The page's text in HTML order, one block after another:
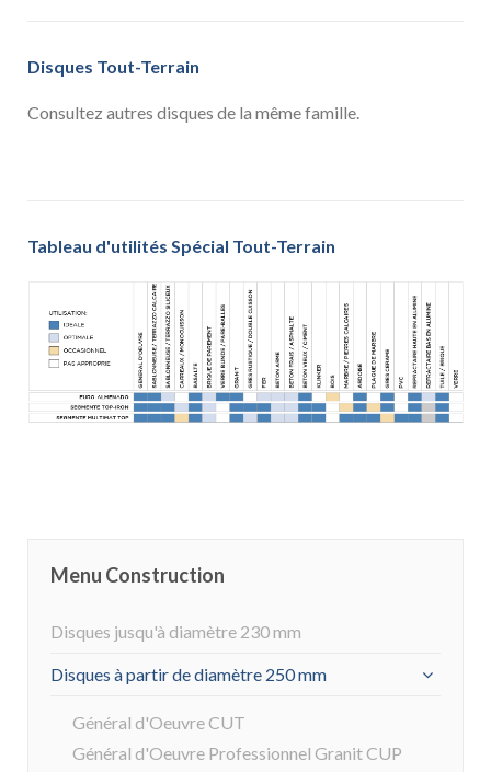
Disques Tout-Terrain
Consultez autres disques de la même famille.
Tableau d'utilités Spécial Tout-Terrain
Menu Construction
Disques jusqu'à diamètre 230 mm
Disques à partir de diamètre 250 mm
Général d'Oeuvre CUT
Général d'Oeuvre Professionnel Granit CUP